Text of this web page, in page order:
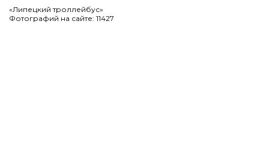
«Липецкий троллейбус»
Фотографий на сайте: 11427